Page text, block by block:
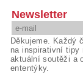
Newsletter
Děkujeme. Každý
na inspirativní tipy
aktuální soutěži a
ententýky.